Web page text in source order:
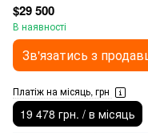
$29 500
В наявності
Зв'язатись з
Платіж на місяць, грн
19 478 грн. / в місяць